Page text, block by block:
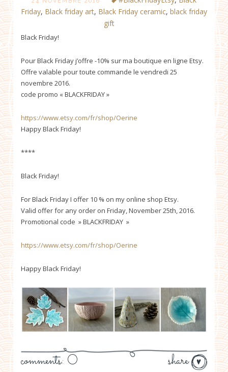
Friday, Black friday art, Black Friday ceramic, black friday
gift
Black Friday!
Pour Black Friday j’offre -10% sur ma boutique en ligne Etsy.
Offre valable pour toute commande le vendredi 25
novembre 2016.
code promo « BLACKFRIDAY »
https://www.etsy.com/fr/shop/Oerine
Happy Black Friday!
****
Black Friday!
For Black Friday I offer 10 % on my online shop Etsy.
Valid offer for any order on Friday, November 25th, 2016.
Promotional code » BLACKFRIDAY »
https://www.etsy.com/fr/shop/Oerine
Happy Black Friday!
share
comments: 0